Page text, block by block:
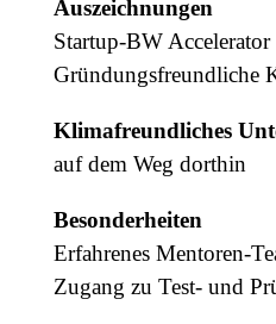
Auszeichnungen
Startup-BW Accelerator
Gründungsfreundliche
Klimafreundliches
auf dem Weg dorthin
Besonderheiten
Erfahrenes Mentoren-
Zugang zu Test- und